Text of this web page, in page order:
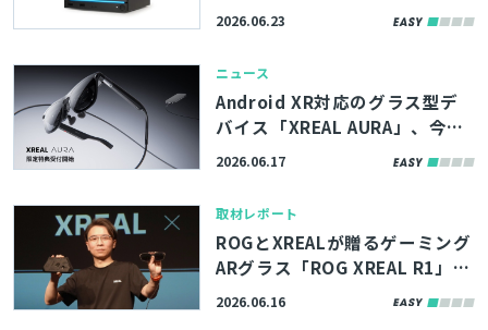
新型「Steam Controller」同
2026.06.23
ニュース
Android XR対応のグラス型デ
バイス「XREAL AURA」、今年
秋に発売予定。Unityでのサポ
2026.06.17
取材レポート
ROGとXREALが贈るゲーミング
ARグラス「ROG XREAL R1」予
約販売スタート！世界初の240
2026.06.16